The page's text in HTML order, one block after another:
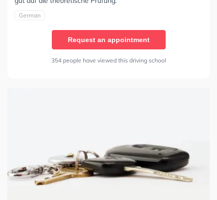
German
Request an appointment
354 people have viewed this driving school